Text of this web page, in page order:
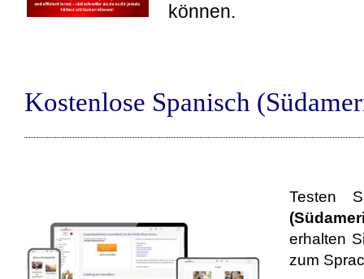
können.
Kostenlose Spanisch
Testen
erhalten
zum